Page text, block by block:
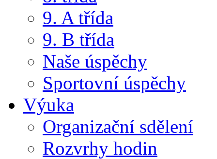
9. A třída
9. B třída
Naše úspěchy
Sportovní úspěchy
Výuka
Organizační sdělení
Rozvrhy hodin